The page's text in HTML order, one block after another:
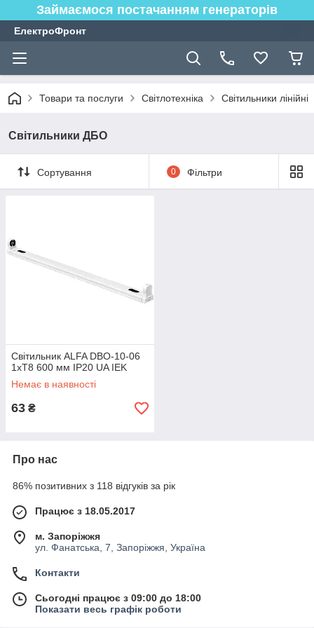
Займаємося постачанням генераторів
ЕлектроФронт
Товари та послуги Світлотехніка Світильники лінійні
Світильники ДБО
Сортування 0 Фільтри
Світильник ALFA DBO-10-06
1хТ8 600 мм IP20 UA IEK
Немає в наявності
63 ₴
Про нас
86% позитивних з 118 відгуків за рік
Працює з 18.05.2017
м. Запоріжжя
ул. Фанатська, 7, Запоріжжя, Україна
Контакти
Сьогодні працює з 09:00 до 18:00
Показати весь графік роботи